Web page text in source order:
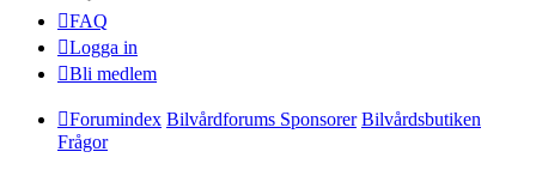
FAQ
Logga in
Bli medlem
Forumindex Bilvårdforums Sponsorer Bilvårdsbutiken
Frågor